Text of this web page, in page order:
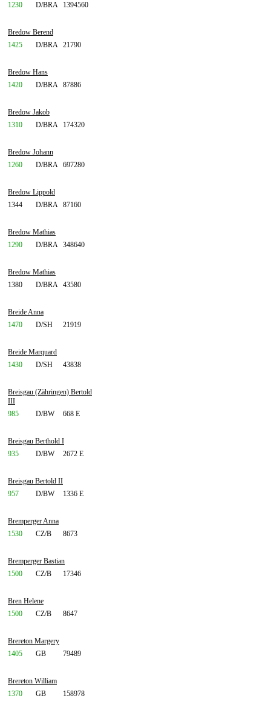
1230
D/BRA 1394560
Bredow Berend
1425
D/BRA 21790
Bredow Hans
1420
D/BRA 87886
Bredow Jakob
1310
D/BRA 174320
Bredow Johann
1260
D/BRA 697280
Bredow Lippold
1344
D/BRA 87160
Bredow Mathias
1290
D/BRA 348640
Bredow Mathias
1380
D/BRA 43580
Breide Anna
1470
D/SH 21919
Breide Marquard
1430
D/SH 43838
Breisgau (Zähringen) Bertold
III
985
D/BW 668 E
Breisgau Berthold I
935
D/BW 2672 E
Breisgau Bertold II
957
D/BW 1336 E
Bremperger Anna
1530
CZ/B 8673
Bremperger Bastian
1500
CZ/B 17346
Bren Helene
1500
CZ/B 8647
Brereton Margery
1405
GB 79489
Brereton William
1370
GB 158978